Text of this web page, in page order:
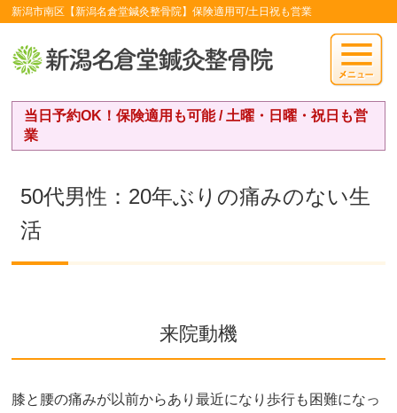
新潟市南区【新潟名倉堂鍼灸整骨院】保険適用可/土日祝も営業
当日予約OK！保険適用も可能 / 土曜・日曜・祝日も営
業
50代男性：20年ぶりの痛みのない生
活
来院動機
膝と腰の痛みが以前からあり最近になり歩行も困難になっ